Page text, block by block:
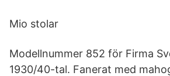
Mio stolar
Modellnummer 852 för Firma
1930/40-tal. Fanerat med